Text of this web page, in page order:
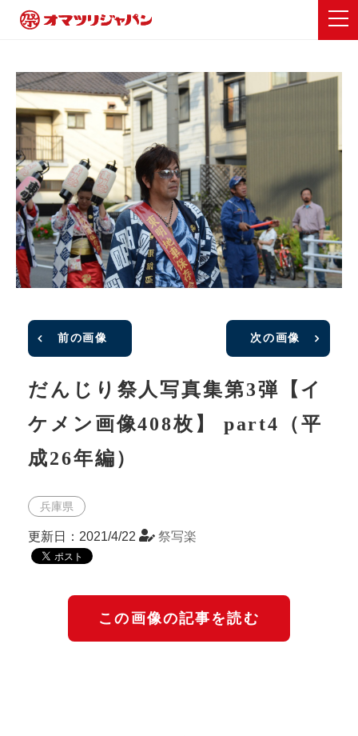
前の画像 次の画像
だんじり祭人写真集第3弾【イ
ケメン画像408枚】 part4（平
成26年編）
兵庫県
更新日：2021/4/22 祭写楽
この画像の記事を読む